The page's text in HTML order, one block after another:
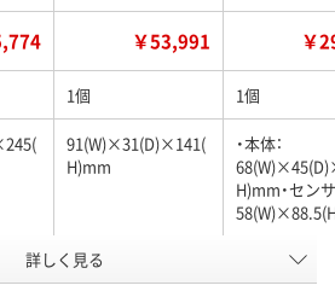
￥53,991 ￥
1個 1個
91(W)×31(D)×141(
H)mm
・本体：
H)mm・セン
213g
約430g(電池
照度センサー
詳しく見る